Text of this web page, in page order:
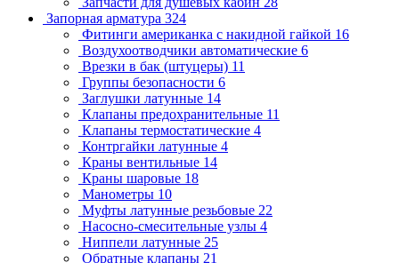
Запорная арматура 324
Фитинги американка с накидной гайкой 16
Воздухоотводчики автоматические 6
Врезки в бак (штуцеры) 11
Группы безопасности 6
Заглушки латунные 14
Клапаны предохранительные 11
Клапаны термостатические 4
Контргайки латунные 4
Краны вентильные 14
Краны шаровые 18
Манометры 10
Муфты латунные резьбовые 22
Насосно-смесительные узлы 4
Ниппели латунные 25
Обратные клапаны 21